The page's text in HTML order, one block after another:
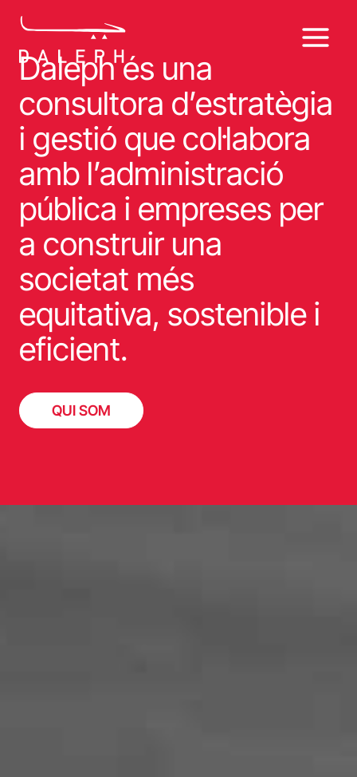
Daleph és una
consultora d’estratègia
i gestió que col·labora
amb l’administració
pública i empreses per
a construir una
societat més
equitativa, sostenible i
eficient.
QUI SOM